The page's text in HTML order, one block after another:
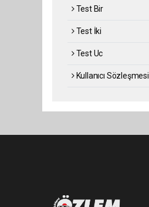
Test Bir
Test İki
Test Uc
Kullanıcı Sözleşmesi